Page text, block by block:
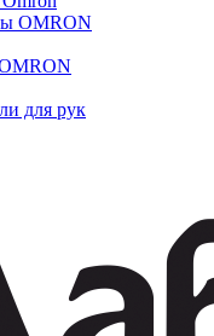
OMRON
для рук